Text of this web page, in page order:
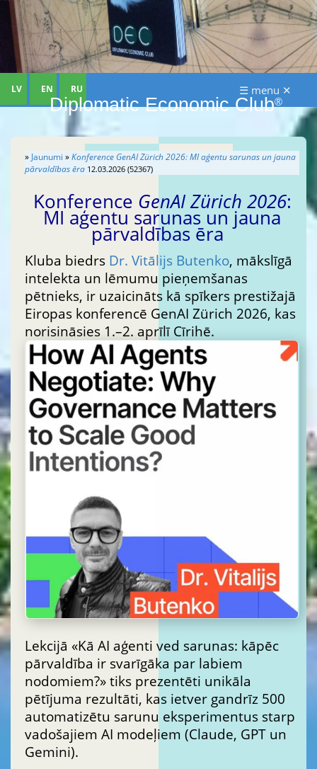
Diplomatic Economic Club®
LV EN RU ☰ menu ✕
» Jaunumi »Konference GenAI Zürich 2026: MI aģentu sarunas un jauna
pārvaldības ēra 12.03.2026 (52367)
Konference GenAI Zürich 2026:
MI aģentu sarunas un jauna
pārvaldības ēra
Kluba biedrs Dr. Vitālijs Butenko, mākslīgā
intelekta un lēmumu pieņemšanas
pētnieks, ir uzaicināts kā spīkers prestižajā
Eiropas konferencē GenAI Zürich 2026, kas
norisināsies 1.–2. aprīlī Cīrihē.
Lekcijā «Kā AI aģenti ved sarunas: kāpēc
pārvaldība ir svarīgāka par labiem
nodomiem?» tiks prezentēti unikāla
pētījuma rezultāti, kas ietver gandrīz 500
automatizētu sarunu eksperimentus starp
vadošajiem AI modeļiem (Claude, GPT un
Gemini).